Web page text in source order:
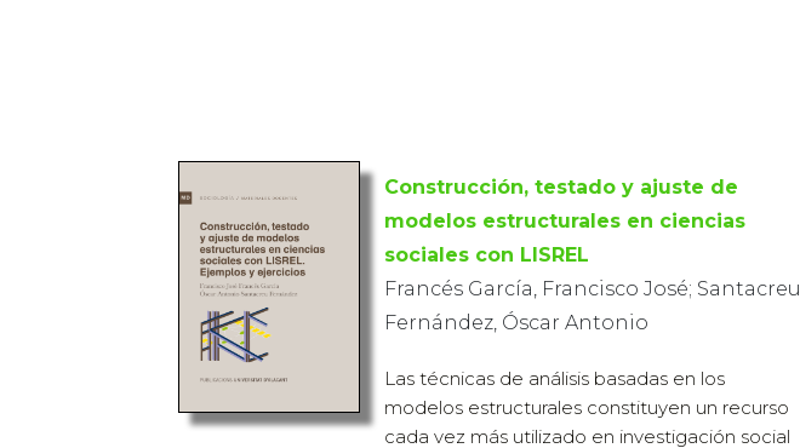
Construcción, testado y ajuste de
modelos estructurales en ciencias
sociales con LISREL
Francés García, Francisco José; Santacreu
Fernández, Óscar Antonio
Las técnicas de análisis basadas en los
modelos estructurales constituyen un recurso
cada vez más utilizado en investigación social